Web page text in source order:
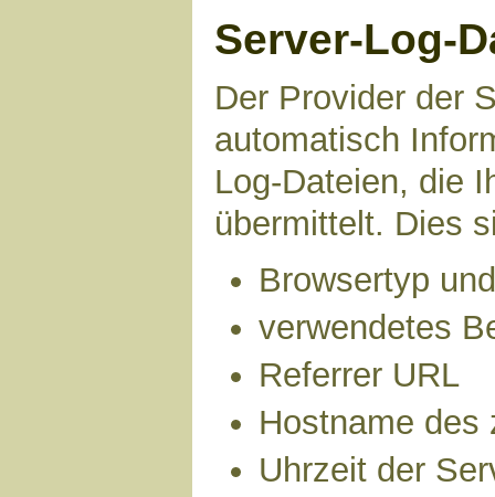
Server-Log-
Der Provider der
automatisch
Log-Dateien, die
übermittelt. Dies
Browsertyp
verwendetes
Referrer URL
Hostname des
Uhrzeit der